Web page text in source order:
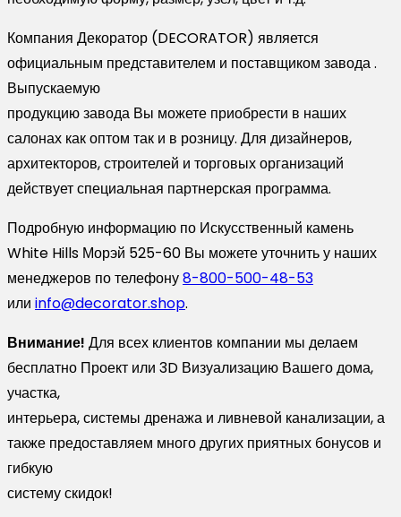
Компания Декоратор (DECORATOR) является
официальным представителем и поставщиком завода .
Выпускаемую
продукцию завода Вы можете приобрести в наших
салонах как оптом так и в розницу. Для дизайнеров,
архитекторов, строителей и торговых организаций
действует специальная партнерская программа.
Подробную информацию по Искусственный камень
White Hills Морэй 525-60 Вы можете уточнить у наших
менеджеров по телефону8-800-500-48-53
или info@decorator.shop.
Внимание! Для всех клиентов компании мы делаем
бесплатно Проект или 3D Визуализацию Вашего дома,
участка,
интерьера, системы дренажа и ливневой канализации, а
также предоставляем много других приятных бонусов и
гибкую
систему скидок!